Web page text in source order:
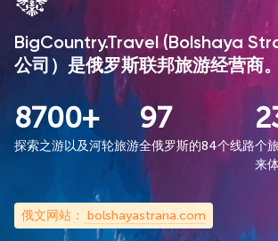
BigCountry.Travel (Bolshaya
公司）是俄罗斯联邦旅游经营商。
8700+
探索之游以及河轮旅游
97
全俄罗斯的84个线路个
来
俄文网站： bolshayastrana.com